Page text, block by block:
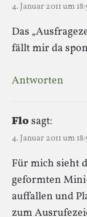
4. Januar 2011 um
Das
fällt mir da
Antworten
Flosagt:
4. Januar 2011 um
Für mich sieht
geformten
auffallen und
zum